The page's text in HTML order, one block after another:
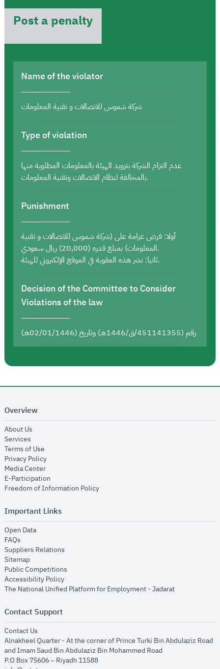
Post a penalty
Name of the violator
شركة شموس للاتصالات و تقنية المعلومات
Type of violation
عدم التزام الشركة بتزويد الهيئة بالمعلومات المطلوبة منها
بالمخالفة لنظام الاتصالات وتقنية المعلومات.
Punishment
أولا: فرض غرامة على (شركة شموس للاتصالات و تقنية
المعلومات) بمبلغ قدره (20,000) ريال سعودي.
ثانيا: نشر هذه العقوبة في الموقع الإلكتروني للهيئة.
Decision of the Committee to Consider
Violations of the law
رقم (451141355/ق/1446هـ) وتاريخ (02/01/1446هـ)
Overview
About Us
Services
Terms of Use
Privacy Policyopens in new window
Media Centeropens in new window
E-Participation
Freedom of Information Policyopens in new window
Important Links
Open Dataopens in new window
FAQs
Suppliers Relations
Sitemapopens in new window
Public Competitions
Accessibility Policyopens in new window
The National Unified Platform for Employment - Jadaratopens in new
Contact Support
Contact Us
Alnakheel Quarter - At the corner of Prince Turki Bin Abdulaziz Road
and Imam Saud Bin Abdulaziz Bin Mohammed Road​
P.O Box 75606 – Riyadh 11588